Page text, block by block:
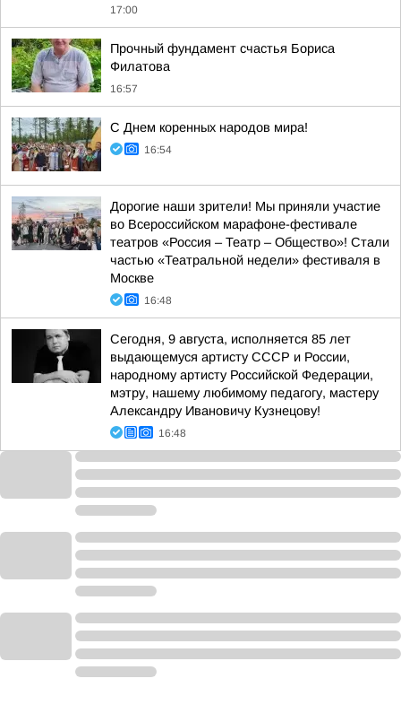
17:00
Прочный фундамент счастья Бориса
Филатова
16:57
С Днем коренных народов мира!
16:54
Дорогие наши зрители! Мы приняли участие
во Всероссийском марафоне-фестивале
театров «Россия – Театр – Общество»! Стали
частью «Театральной недели» фестиваля в
Москве
16:48
Сегодня, 9 августа, исполняется 85 лет
выдающемуся артисту СССР и России,
народному артисту Российской Федерации,
мэтру, нашему любимому педагогу, мастеру
Александру Ивановичу Кузнецову!
16:48